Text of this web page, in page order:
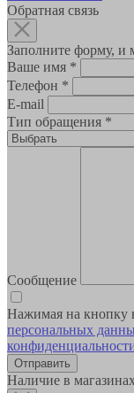
Обратная связь
Заполните форму, и
Ваше имя *
Телефон *
E-mail
Тип обращения *
Сообщение
Нажимая на кнопку
персональных
Наличие в магазинах